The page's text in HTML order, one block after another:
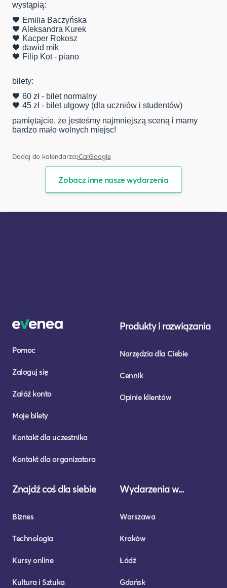
wystąpią:
🖤 Emilia Baczyńska
🖤 Aleksandra Kurek
🖤 Kacper Rokosz
🖤 dawid mik
🖤 Filip Kot - piano
bilety:
🖤 60 zł - bilet normalny
🖤 45 zł - bilet ulgowy (dla uczniów i studentów)
pamiętajcie, że jesteśmy najmniejszą sceną i mamy
bardzo mało wolnych miejsc!
Dodaj do kalendarza:iCalGoogle
Zobacz inne nasze wydarzenia
Pomoc
Zaloguj się
Załóż konto
Moje bilety
Kontakt dla uczestnika
Kontakt dla organizatora
Produkty i rozwiązania
Narzędzia dla Ciebie
Cennik
Opinie klientów
Znajdź coś dla siebie
Biznes
Technologia
Kursy online
Kultura i Sztuka
Wydarzenia w...
Warszawa
Kraków
Łódź
Gdańsk